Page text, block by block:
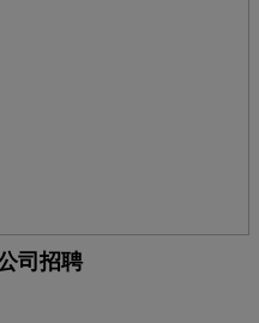
司招聘